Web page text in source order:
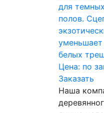
для
полов.
уменьшает
белых
Цена: по
Заказать
Наша